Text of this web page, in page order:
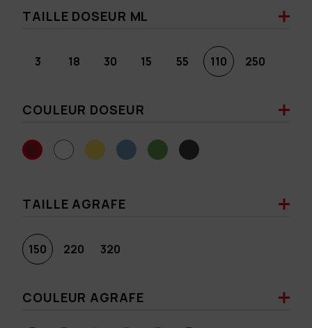
TAILLE DOSEUR ML
3 18 30 15 55 110 250
COULEUR DOSEUR
TAILLE AGRAFE
150 220 320
COULEUR AGRAFE